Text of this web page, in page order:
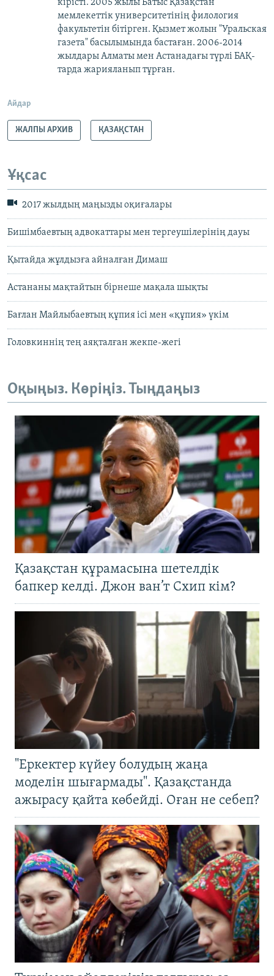
кірісті. 2005 жылы Батыс Қазақстан
мемлекеттік университетінің филология
факультетін бітірген. Қызмет жолын "Уральская
газета" басылымында бастаған. 2006-2014
жылдары Алматы мен Астанадағы түрлі БАҚ-
тарда жарияланып тұрған.
Айдар
ЖАЛПЫ АРХИВ ҚАЗАҚСТАН
Ұқсас
2017 жылдың маңызды оқиғалары
Бишімбаевтың адвокаттары мен тергеушілерінің дауы
Қытайда жұлдызға айналған Димаш
Астананы мақтайтын бірнеше мақала шықты
Бағлан Майлыбаевтың құпия ісі мен «құпия» үкім
Головкиннің тең аяқталған жекпе-жегі
Оқыңыз. Көріңіз. Тыңдаңыз
Қазақстан құрамасына шетелдік
бапкер келді. Джон ван’т Схип кім?
"Еркектер күйеу болудың жаңа
моделін шығармады". Қазақстанда
ажырасу қайта көбейді. Оған не себеп?